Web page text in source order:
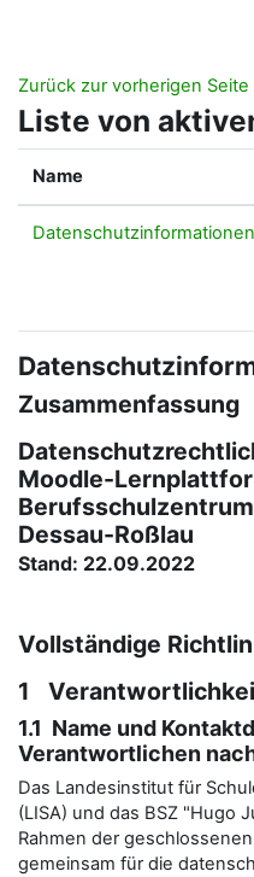
Zurück zur vorherigen Seite
Liste von
Name
Datenschutzinformationen
Zusammenfassung
Moodle-
Dessau-Roßlau
Stand: 22.09.2022
Vollständige
1
1.1 Name und
Verantwortlichen
Das Landesinstitut für
(LISA) und das BSZ "Hugo
Rahmen der
gemeinsam für die